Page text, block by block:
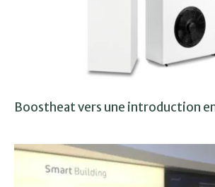
Boostheat vers une introduction